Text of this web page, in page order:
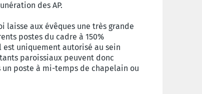
des AP.
laisse aux évêques une très grande
postes du cadre à 150%
uniquement autorisé au sein
paroissiaux peuvent donc
poste à mi-temps de chapelain ou